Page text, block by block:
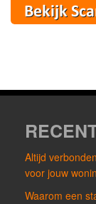
Altijd
voor jouw
Waarom een